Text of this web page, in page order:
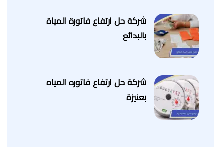
شركة حل ارتفاع فاتورة المياة
بالبدائع
شركة حل ارتفاع فاتوره المياه
بعنيزة